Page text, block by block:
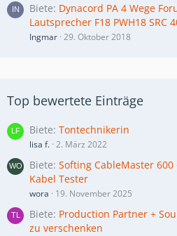
Biete Dynacord PA 4 Wege
Lautsprecher F18 PWH18 SRC
Ingmar 29. Oktober 2018
Top bewertete Einträge
Biete Tontechnikerin
lisa f. 2. März 2022
Biete Softing CableMaster 600
Kabel Tester
wora 19. November 2025
Biete Production Partner +
zu verschenken